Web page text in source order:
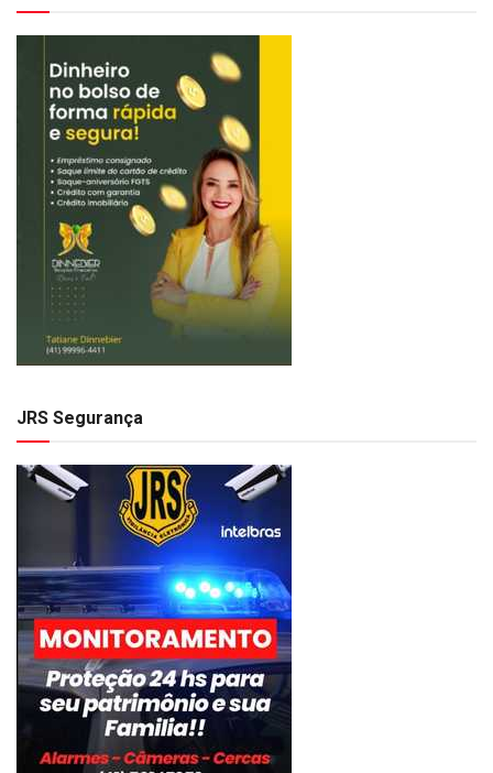
JRS Segurança